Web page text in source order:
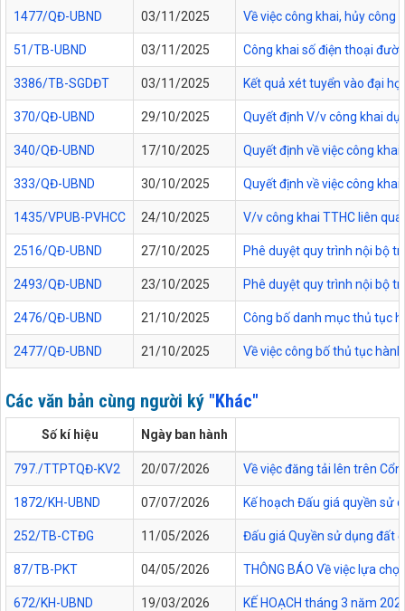
1477/QĐ-UBND 03/11/2025 Về việc công khai, hủy công
51/TB-UBND 03/11/2025 Công khai số điện thoại
3386/TB-SGDĐT 03/11/2025 Kết quả xét tuyển vào đại
370/QĐ-UBND 29/10/2025 Quyết định V/v công khai
340/QĐ-UBND 17/10/2025 Quyết định về việc công
333/QĐ-UBND 30/10/2025 Quyết định về việc công
1435/VPUB-PVHCC 24/10/2025 V/v công khai TTHC liên
2516/QĐ-UBND 27/10/2025 Phê duyệt quy trình nội bộ
2493/QĐ-UBND 23/10/2025 Phê duyệt quy trình nội bộ
2476/QĐ-UBND 21/10/2025 Công bố danh mục thủ tục
2477/QĐ-UBND 21/10/2025 Về việc công bố thủ tục
Các văn bản cùng người ký "Khác"
Số kí hiệu Ngày ban hành
797./TTPTQĐ-KV2 20/07/2026 Về việc đăng tải lên trên
1872/KH-UBND 07/07/2026 Kế hoạch Đấu giá quyền sử
252/TB-CTĐG 11/05/2026 Đấu giá Quyền sử dụng đất
87/TB-PKT 04/05/2026 THÔNG BÁO Về việc lựa
672/KH-UBND 19/03/2026 KẾ HOẠCH tháng 3 năm